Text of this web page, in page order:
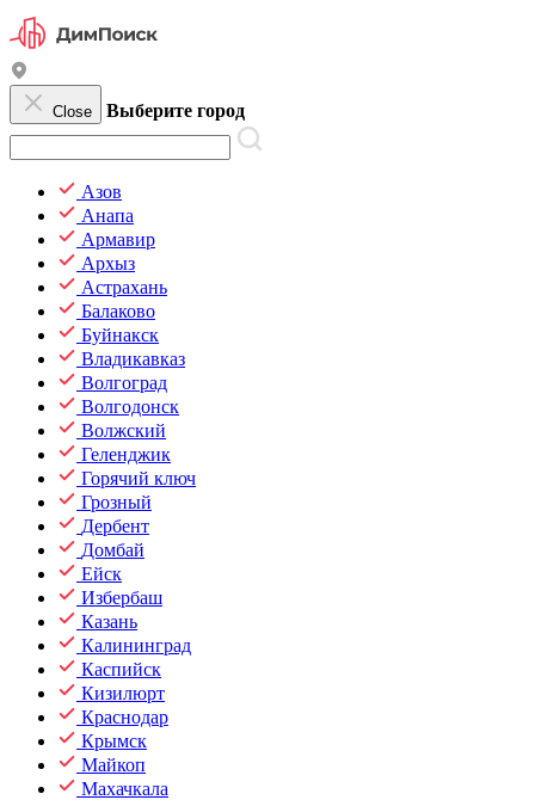
Close Выберите город
Азов
Анапа
Армавир
Архыз
Астрахань
Балаково
Буйнакск
Владикавказ
Волгоград
Волгодонск
Волжский
Геленджик
Горячий ключ
Грозный
Дербент
Домбай
Ейск
Избербаш
Казань
Калининград
Каспийск
Кизилюрт
Краснодар
Крымск
Майкоп
Махачкала